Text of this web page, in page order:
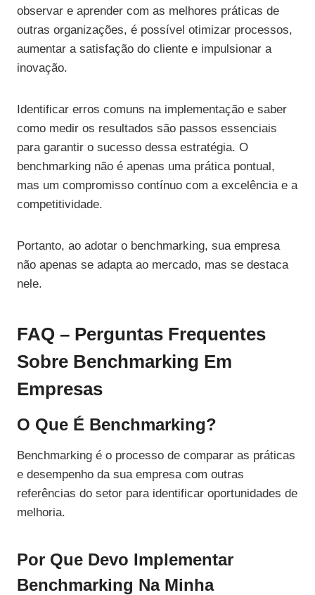
observar e aprender com as melhores práticas de
outras organizações, é possível otimizar processos,
aumentar a satisfação do cliente e impulsionar a
inovação.
Identificar erros comuns na implementação e saber
como medir os resultados são passos essenciais
para garantir o sucesso dessa estratégia. O
benchmarking não é apenas uma prática pontual,
mas um compromisso contínuo com a excelência e a
competitividade.
Portanto, ao adotar o benchmarking, sua empresa
não apenas se adapta ao mercado, mas se destaca
nele.
FAQ – Perguntas Frequentes
Sobre Benchmarking Em
Empresas
O Que É Benchmarking?
Benchmarking é o processo de comparar as práticas
e desempenho da sua empresa com outras
referências do setor para identificar oportunidades de
melhoria.
Por Que Devo Implementar
Benchmarking Na Minha